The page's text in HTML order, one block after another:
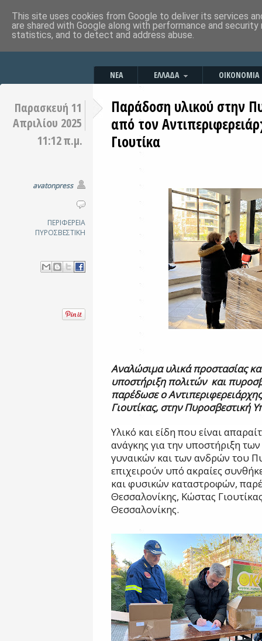
ΝΕΑ ΕΛΛΑΔΑ ΟΙΚΟΝΟΜΙΑ
Παρασκευή 11
Απριλίου 2025
11:12 π.μ.
avatonpress
ΠΕΡΙΦΕΡΕΙΑ
ΠΥΡΟΣΒΕΣΤΙΚΗ
Παράδοση υλικού στην
από τον
Γιουτίκα
Αναλώσιμα υλικά προστασίας
υποστήριξη πολιτών και
παρέδωσε ο Αντιπεριφερειάρχης
Γιουτίκας, στην Πυροσβεστική
Υλικό και είδη που είναι
ανάγκης για την υποστήριξη
γυναικών και των ανδρών του
επιχειρούν υπό ακραίες
και φυσικών καταστροφών,
Θεσσαλονίκης, Κώστας
Θεσσαλονίκης.
This site uses cookies from Google to deliver its services
are shared with Google along with performance and
statistics, and to detect and address abuse.